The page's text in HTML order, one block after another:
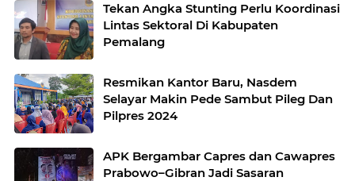
Tekan Angka Stunting Perlu Koordinasi
Lintas Sektoral Di Kabupaten
Pemalang
Resmikan Kantor Baru, Nasdem
Selayar Makin Pede Sambut Pileg Dan
Pilpres 2024
APK Bergambar Capres dan Cawapres
Prabowo–Gibran Jadi Sasaran